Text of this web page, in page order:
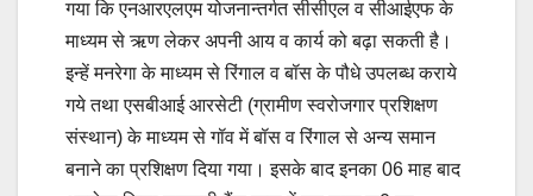
गया कि एनआरएलएम योजनान्तर्गत सीसीएल व सीआईएफ के
माध्यम से ऋण लेकर अपनी आय व कार्य को बढ़ा सकती है।
इन्हें मनरेगा के माध्यम से रिंगाल व बॉस के पौधे उपलब्ध कराये
गये तथा एसबीआई आरसेटी (ग्रामीण स्वरोजगार प्रशिक्षण
संस्थान) के माध्यम से गॉव में बॉस व रिंगाल से अन्य समान
बनाने का प्रशिक्षण दिया गया। इसके बाद इनका 06 माह बाद